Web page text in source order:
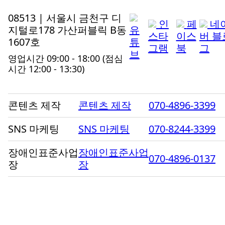
08513 | 서울시 금천구 디
지털로178 가산퍼블릭 B동
1607호
영업시간 09:00 - 18:00 (점심
시간 12:00 - 13:30)
유
튜
브
인
스타
그램
페
이스
북
네
버 블
그
콘텐츠 제작 콘텐츠 제작
070-4896-3399
SNS 마케팅
SNS 마케팅
070-8244-3399
장애인표준사업
장
장애인표준사업
장
070-4896-0137